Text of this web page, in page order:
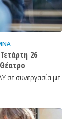
26
σε συνεργασία με